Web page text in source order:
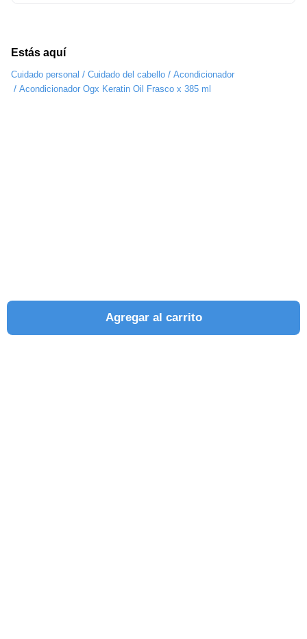
Estás aquí
Cuidado personal / Cuidado del cabello / Acondicionador
/ Acondicionador Ogx Keratin Oil Frasco x 385 ml
Agregar al carrito